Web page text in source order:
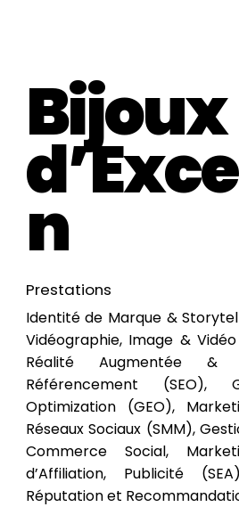
Bijoux
n
Prestations
Identité de Marque &
Vidéographie, Image &
Réalité Augmentée &
Référencement (SEO),
Optimization (GEO),
Réseaux Sociaux (SMM),
Commerce Social,
d’Affiliation, Publicité
Réputation et